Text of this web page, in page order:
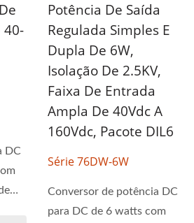
40-
DC
Potência De Saída
Regulada Simples E
Dupla De 6W,
Isolação De 2.5KV,
Faixa De Entrada
Ampla De 40Vdc A
160Vdc, Pacote DIL6
Série 76DW-6W
Conversor de potência DC
para DC de 6 watts com